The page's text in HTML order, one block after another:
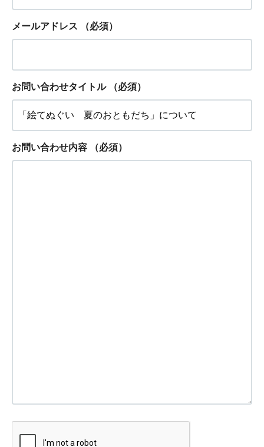
メールアドレス （必須）
お問い合わせタイトル （必須）
お問い合わせ内容 （必須）